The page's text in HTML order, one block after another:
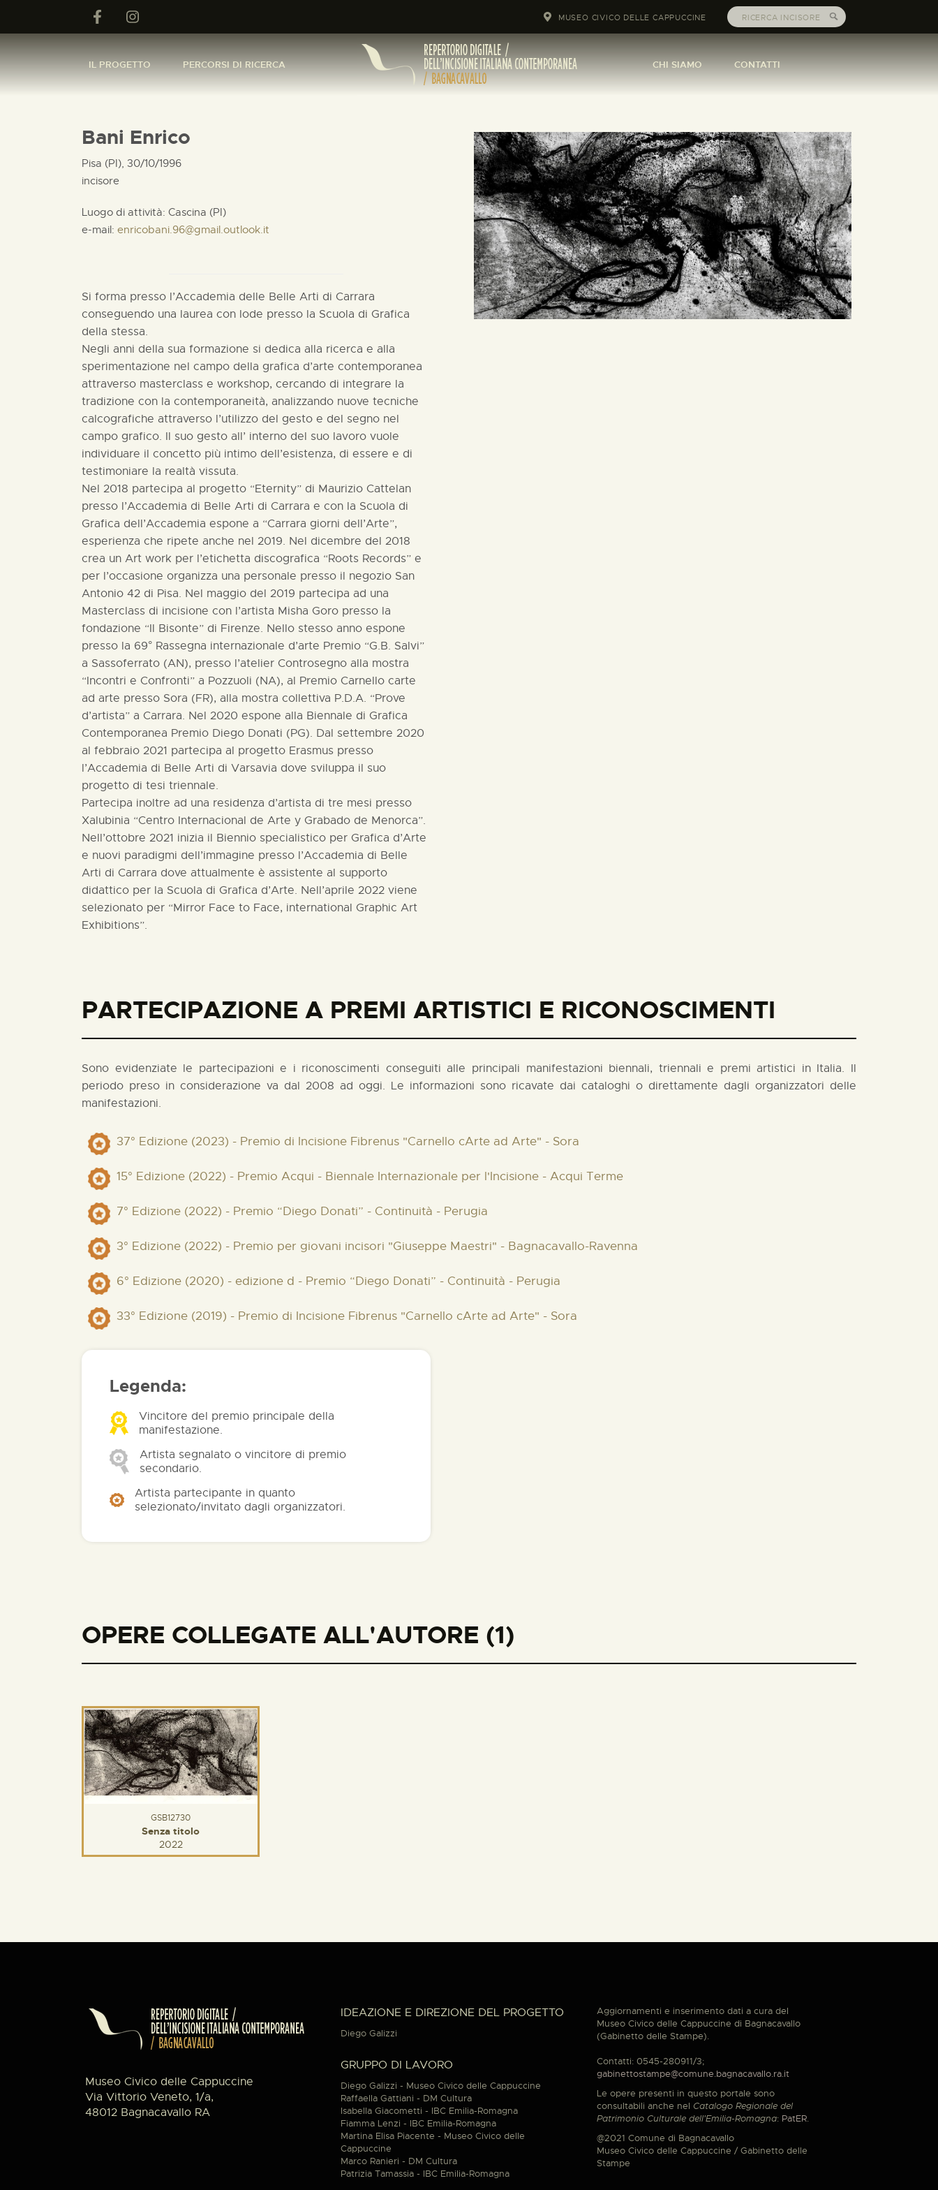
MUSEO CIVICO DELLE CAPPUCCINE
IL PROGETTO PERCORSI DI RICERCA CHI SIAMO CONTATTI
Bani Enrico
Pisa (PI), 30/10/1996
incisore
Luogo di attività: Cascina (PI)
e-mail: enricobani.96@gmail.outlook.it
Si forma presso l’Accademia delle Belle Arti di Carrara
conseguendo una laurea con lode presso la Scuola di Grafica
della stessa.
Negli anni della sua formazione si dedica alla ricerca e alla
sperimentazione nel campo della grafica d’arte contemporanea
attraverso masterclass e workshop, cercando di integrare la
tradizione con la contemporaneità, analizzando nuove tecniche
calcografiche attraverso l’utilizzo del gesto e del segno nel
campo grafico. Il suo gesto all’ interno del suo lavoro vuole
individuare il concetto più intimo dell’esistenza, di essere e di
testimoniare la realtà vissuta.
Nel 2018 partecipa al progetto “Eternity” di Maurizio Cattelan
presso l’Accademia di Belle Arti di Carrara e con la Scuola di
Grafica dell’Accademia espone a “Carrara giorni dell’Arte”,
esperienza che ripete anche nel 2019. Nel dicembre del 2018
crea un Art work per l’etichetta discografica “Roots Records” e
per l’occasione organizza una personale presso il negozio San
Antonio 42 di Pisa. Nel maggio del 2019 partecipa ad una
Masterclass di incisione con l’artista Misha Goro presso la
fondazione “Il Bisonte” di Firenze. Nello stesso anno espone
presso la 69° Rassegna internazionale d’arte Premio “G.B. Salvi”
a Sassoferrato (AN), presso l’atelier Controsegno alla mostra
“Incontri e Confronti” a Pozzuoli (NA), al Premio Carnello carte
ad arte presso Sora (FR), alla mostra collettiva P.D.A. “Prove
d’artista” a Carrara. Nel 2020 espone alla Biennale di Grafica
Contemporanea Premio Diego Donati (PG). Dal settembre 2020
al febbraio 2021 partecipa al progetto Erasmus presso
l’Accademia di Belle Arti di Varsavia dove sviluppa il suo
progetto di tesi triennale.
Partecipa inoltre ad una residenza d’artista di tre mesi presso
Xalubinia “Centro Internacional de Arte y Grabado de Menorca”.
Nell’ottobre 2021 inizia il Biennio specialistico per Grafica d’Arte
e nuovi paradigmi dell’immagine presso l’Accademia di Belle
Arti di Carrara dove attualmente è assistente al supporto
didattico per la Scuola di Grafica d’Arte. Nell’aprile 2022 viene
selezionato per “Mirror Face to Face, international Graphic Art
Exhibitions”.
PARTECIPAZIONE A PREMI ARTISTICI E RICONOSCIMENTI
Sono evidenziate le partecipazioni e i riconoscimenti conseguiti alle principali manifestazioni biennali, triennali e premi artistici in Italia. Il
periodo preso in considerazione va dal 2008 ad oggi. Le informazioni sono ricavate dai cataloghi o direttamente dagli organizzatori delle
manifestazioni.
37° Edizione (2023) - Premio di Incisione Fibrenus "Carnello cArte ad Arte" - Sora
15° Edizione (2022) - Premio Acqui - Biennale Internazionale per l'Incisione - Acqui Terme
7° Edizione (2022) - Premio “Diego Donati” - Continuità - Perugia
3° Edizione (2022) - Premio per giovani incisori "Giuseppe Maestri" - Bagnacavallo-Ravenna
6° Edizione (2020) - edizione d - Premio “Diego Donati” - Continuità - Perugia
33° Edizione (2019) - Premio di Incisione Fibrenus "Carnello cArte ad Arte" - Sora
Legenda:
Vincitore del premio principale della
manifestazione.
Artista segnalato o vincitore di premio
secondario.
Artista partecipante in quanto
selezionato/invitato dagli organizzatori.
OPERE COLLEGATE ALL'AUTORE (1)
GSB12730
Senza titolo
2022
Museo Civico delle Cappuccine
Via Vittorio Veneto, 1/a,
48012 Bagnacavallo RA
IDEAZIONE E DIREZIONE DEL PROGETTO
Diego Galizzi
GRUPPO DI LAVORO
Diego Galizzi - Museo Civico delle Cappuccine
Raffaella Gattiani - DM Cultura
Isabella Giacometti - IBC Emilia-Romagna
Fiamma Lenzi - IBC Emilia-Romagna
Martina Elisa Piacente - Museo Civico delle
Cappuccine
Marco Ranieri - DM Cultura
Patrizia Tamassia - IBC Emilia-Romagna
Aggiornamenti e inserimento dati a cura del
Museo Civico delle Cappuccine di Bagnacavallo
(Gabinetto delle Stampe).
Contatti: 0545-280911/3;
gabinettostampe@comune.bagnacavallo.ra.it
Le opere presenti in questo portale sono
consultabili anche nel Catalogo Regionale del
Patrimonio Culturale dell'Emilia-Romagna: PatER.
@2021 Comune di Bagnacavallo
Museo Civico delle Cappuccine / Gabinetto delle
Stampe